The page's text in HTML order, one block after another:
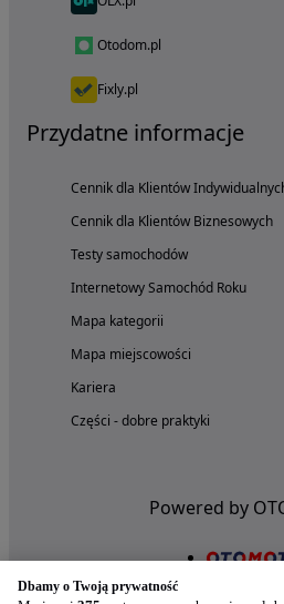
Otodom.pl
Fixly.pl
Przydatne informacje
Cennik dla Klientów
Cennik dla Klientów Biznesowych
Testy samochodów
Internetowy Samochód Roku
Mapa kategorii
Mapa miejscowości
Kariera
Części - dobre praktyki
Powered by
Dbamy o Twoją prywatność